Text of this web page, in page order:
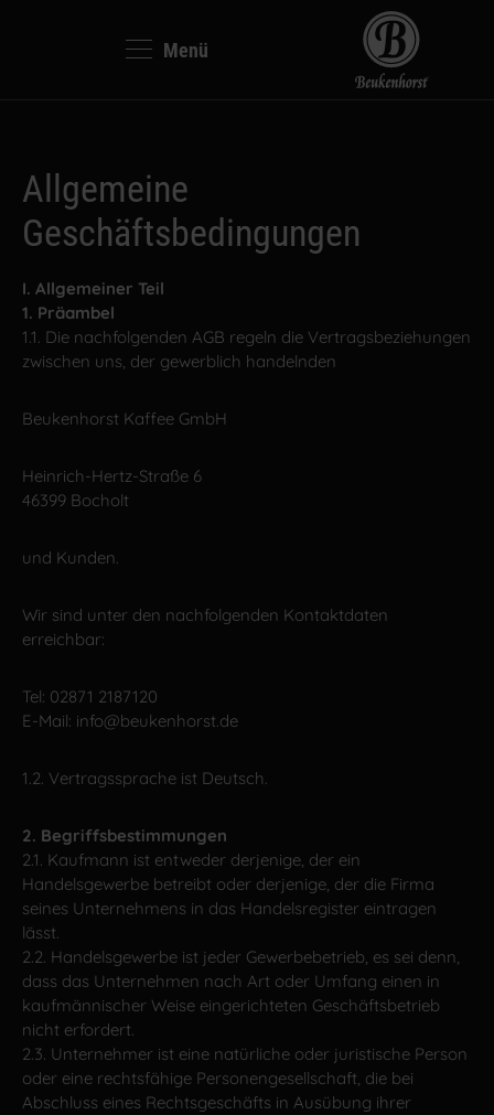
Menü
MarkeMelitta
Kaffeemaschinen vergleichen
Nederlands
Allgemeine
Geschäftsbedingungen
I. Allgemeiner Teil
1. Präambel
1.1. Die nachfolgenden AGB regeln die Vertragsbeziehungen
zwischen uns, der gewerblich handelnden
Beukenhorst Kaffee GmbH
Heinrich-Hertz-Straße 6
46399 Bocholt
und Kunden.
Wir sind unter den nachfolgenden Kontaktdaten
erreichbar:
Tel: 02871 2187120
E-Mail: info@beukenhorst.de
1.2. Vertragssprache ist Deutsch.
2. Begriffsbestimmungen
2.1. Kaufmann ist entweder derjenige, der ein
Handelsgewerbe betreibt oder derjenige, der die Firma
seines Unternehmens in das Handelsregister eintragen
lässt.
2.2. Handelsgewerbe ist jeder Gewerbebetrieb, es sei denn,
dass das Unternehmen nach Art oder Umfang einen in
kaufmännischer Weise eingerichteten Geschäftsbetrieb
nicht erfordert.
2.3. Unternehmer ist eine natürliche oder juristische Person
oder eine rechtsfähige Personengesellschaft, die bei
Abschluss eines Rechtsgeschäfts in Ausübung ihrer